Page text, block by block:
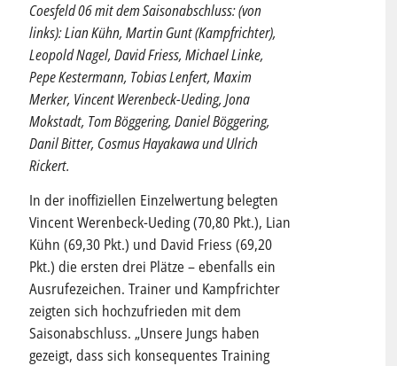
Coesfeld 06 mit dem Saisonabschluss: (von
links): Lian Kühn, Martin Gunt (Kampfrichter),
Leopold Nagel, David Friess, Michael Linke,
Pepe Kestermann, Tobias Lenfert, Maxim
Merker, Vincent Werenbeck-Ueding, Jona
Mokstadt, Tom Böggering, Daniel Böggering,
Danil Bitter, Cosmus Hayakawa und Ulrich
Rickert.
In der inoffiziellen Einzelwertung belegten
Vincent Werenbeck-Ueding (70,80 Pkt.), Lian
Kühn (69,30 Pkt.) und David Friess (69,20
Pkt.) die ersten drei Plätze – ebenfalls ein
Ausrufezeichen. Trainer und Kampfrichter
zeigten sich hochzufrieden mit dem
Saisonabschluss. „Unsere Jungs haben
gezeigt, dass sich konsequentes Training